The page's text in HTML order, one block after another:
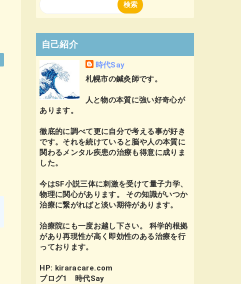
自己紹介
時代Say
札幌市の鍼灸師です。
人と物の本質に強い好奇心が
あります。
徹底的に調べて更に自分で考える事が好き
です。それを続けていると脳や人の本質に
関わるメンタル疾患の治療も得意に成りま
した。
今はSF小説三体に刺激を受けて量子力学、
物理に関心があります。 その知識がいつか
治療に繋がればと淡い期待があります。
治療院にも一度お越し下さい。 科学的根拠
があり再現性が高く即効性のある治療を行
っております。
HP: kiraracare.com
ブログ1 時代Say